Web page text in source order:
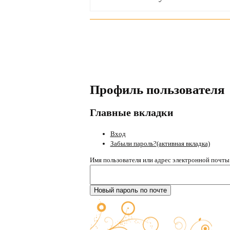
Профиль пользователя
Главные вкладки
Вход
Забыли пароль?(активная вкладка)
Имя пользователя или адрес электронной